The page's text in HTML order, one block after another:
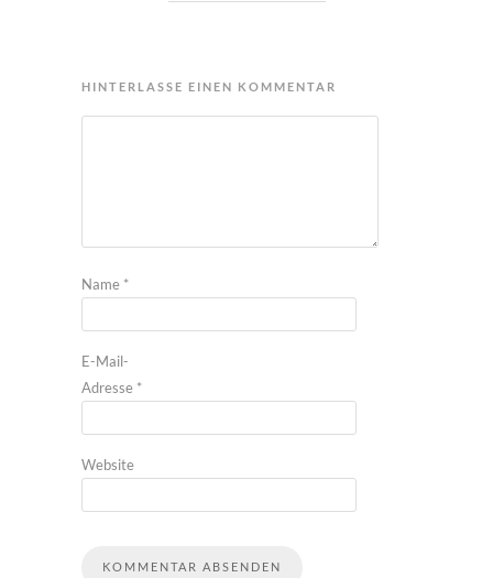
HINTERLASSE EINEN KOMMENTAR
Name *
E-Mail-
Adresse *
Website